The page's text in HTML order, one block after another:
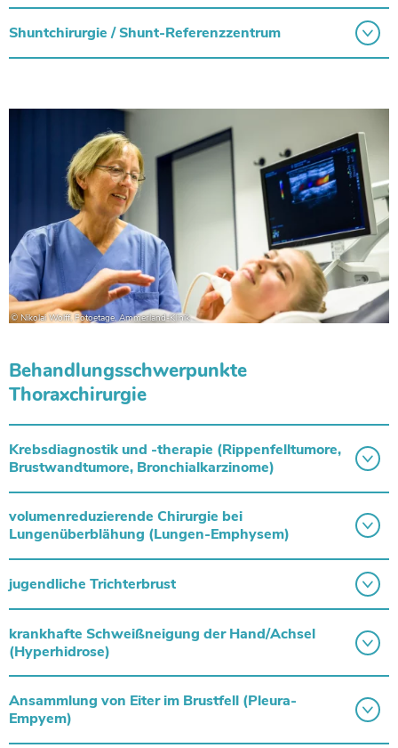
Shuntchirurgie / Shunt-Referenzzentrum
Behandlungsschwerpunkte
Thoraxchirurgie
Krebsdiagnostik und -therapie (Rippenfelltumore,
Brustwandtumore, Bronchialkarzinome)
volumenreduzierende Chirurgie bei
Lungenüberblähung (Lungen-Emphysem)
jugendliche Trichterbrust
krankhafte Schweißneigung der Hand/Achsel
(Hyperhidrose)
Ansammlung von Eiter im Brustfell (Pleura-
Empyem)